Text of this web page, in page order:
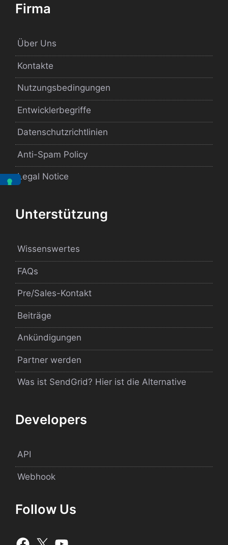
Firma
Über Uns
Kontakte
Nutzungsbedingungen
Entwicklerbegriffe
Datenschutzrichtlinien
Anti-Spam Policy
Legal Notice
Unterstützung
Wissenswertes
FAQs
Pre/Sales-Kontakt
Beiträge
Ankündigungen
Partner werden
Was ist SendGrid? Hier ist die Alternative
Developers
API
Webhook
Follow Us